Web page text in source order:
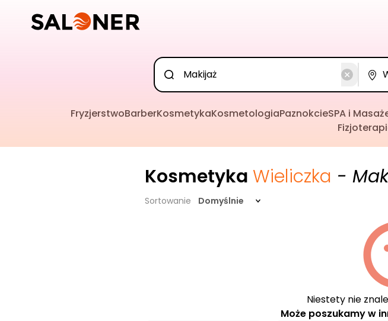
FryzjerstwoBarberKosmetykaKosmetologiaPaznokcieSPA i
Kosmetyka Wieliczka -
Sortowanie Domyślnie
Niestety nie
Może poszukamy w